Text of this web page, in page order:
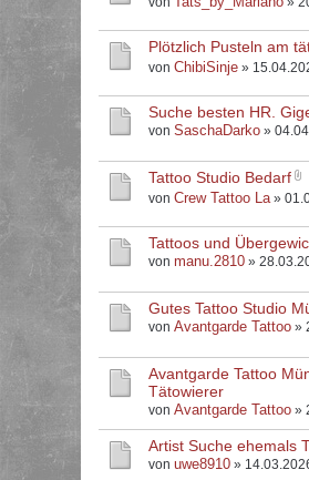
Plötzlich Pusteln am
von ChibiSinje »
Suche besten HR.
von SaschaDarko »
Tattoo Studio Bedarf
von Crew Tattoo La»
Tattoos und
von manu.2810 »
Gutes Tattoo Studio
von Avantgarde Tattoo »
Avantgarde Tattoo
Tätowierer
von Avantgarde Tattoo »
Artist Suche ehemals
von uwe8910 »